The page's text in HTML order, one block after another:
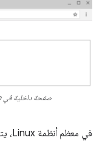
صفحة داخلية في Chrome لتصحيح أخطاء WebUSB API